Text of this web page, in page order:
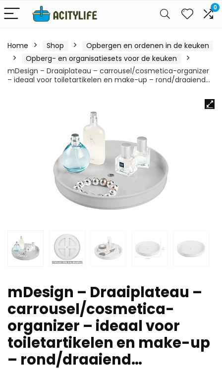
0
Home Shop
Opbergen en ordenen in de keuken
Opberg- en organisatiesets voor de keuken
mDesign – Draaiplateau – carrousel/cosmetica-organizer
– ideaal voor toiletartikelen en make-up – rond/draaiend…
mDesign – Draaiplateau –
carrousel/cosmetica-
organizer – ideaal voor
toiletartikelen en make-up
– rond/draaiend…